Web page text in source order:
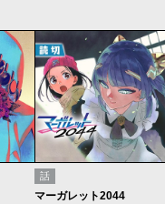
話
マーガレット2044